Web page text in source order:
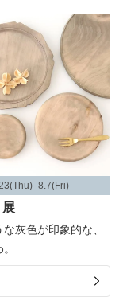
-8.7(Fri)
展
灰色が印象的な、